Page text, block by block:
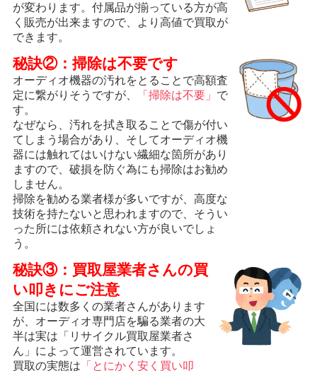
が変わります。付属品が揃っている方が高
く販売が出来ますので、より高値で買取が
できます。
秘訣②：掃除は不要です
オーディオ機器の汚れをとることで高額査
定に繋がりそうですが、
「掃除は不要」 で
す。
なぜなら、汚れを拭き取ることで傷が付い
てしまう場合があり、そしてオーディオ機
器には触れてはいけない繊細な箇所があり
ますので、破損を防ぐ為にも掃除はお勧め
しません。
掃除を勧める業者様が多いですが、高度な
技術を持たないと思われますので、そうい
った所には依頼されない方が良いでしょ
う。
秘訣③：買取屋業者さんの買
い叩きにご注意
全国には数多くの業者さんがあります
が、オーディオ専門店を騙る業者の大
半は実は「リサイクル買取屋業者さ
ん」によって運営されています。
買取の実態は 「とにかく安く買い叩